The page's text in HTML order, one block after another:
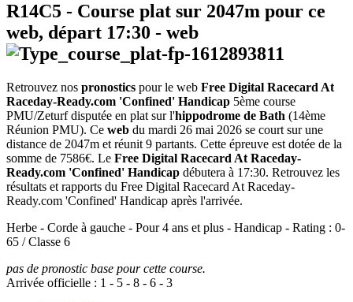
R14C5 - Course plat sur 2047m pour ce
web, départ 17:30 - web
Retrouvez nos pronostics pour le web Free Digital Racecard At
Raceday-Ready.com 'Confined' Handicap 5ème course
PMU/Zeturf disputée en plat sur l'hippodrome de Bath (14ème
Réunion PMU). Ce web du mardi 26 mai 2026 se court sur une
distance de 2047m et réunit 9 partants. Cette épreuve est dotée de la
somme de 7586€. Le Free Digital Racecard At Raceday-
Ready.com 'Confined' Handicap débutera à 17:30. Retrouvez les
résultats et rapports du Free Digital Racecard At Raceday-
Ready.com 'Confined' Handicap après l'arrivée.
Herbe - Corde à gauche - Pour 4 ans et plus - Handicap - Rating : 0-
65 / Classe 6
pas de pronostic base pour cette course.
Arrivée officielle : 1 - 5 - 8 - 6 - 3